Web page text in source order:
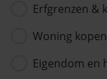
Erfgrenzen &
Woning
Eigendom en